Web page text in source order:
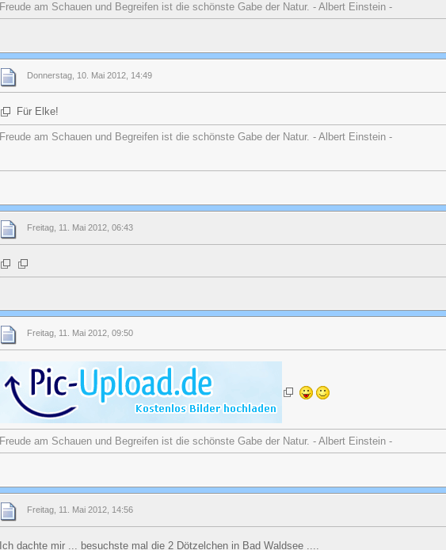
Freude am Schauen und Begreifen ist die schönste Gabe der Natur. - Albert Einstein -
Donnerstag, 10. Mai 2012, 14:49
Für Elke!
Freude am Schauen und Begreifen ist die schönste Gabe der Natur. - Albert Einstein -
Freitag, 11. Mai 2012, 06:43
Freitag, 11. Mai 2012, 09:50
Freude am Schauen und Begreifen ist die schönste Gabe der Natur. - Albert Einstein -
Freitag, 11. Mai 2012, 14:56
Ich dachte mir ... besuchste mal die 2 Dötzelchen in Bad Waldsee ....